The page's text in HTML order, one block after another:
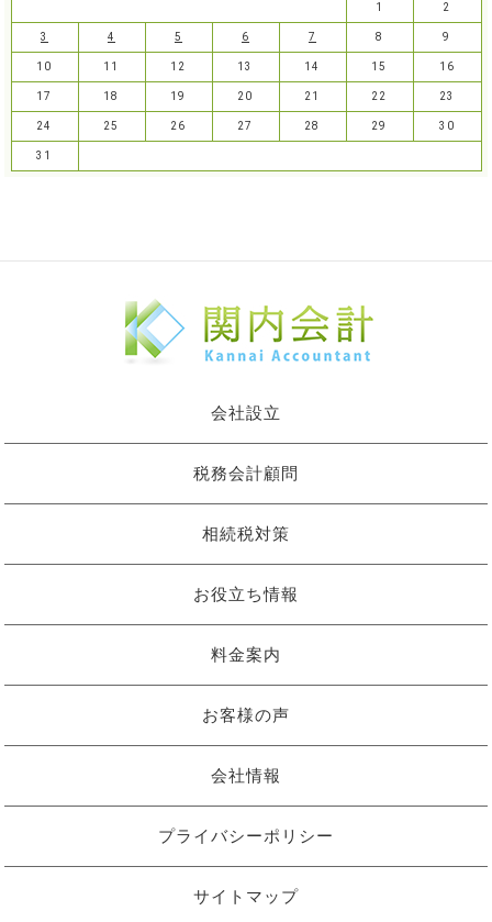
1 2
3 4 5 6 7 8 9
10 11 12 13 14 15 16
17 18 19 20 21 22 23
24 25 26 27 28 29 30
31
会社設立
税務会計顧問
相続税対策
お役立ち情報
料金案内
お客様の声
会社情報
プライバシーポリシー
サイトマップ